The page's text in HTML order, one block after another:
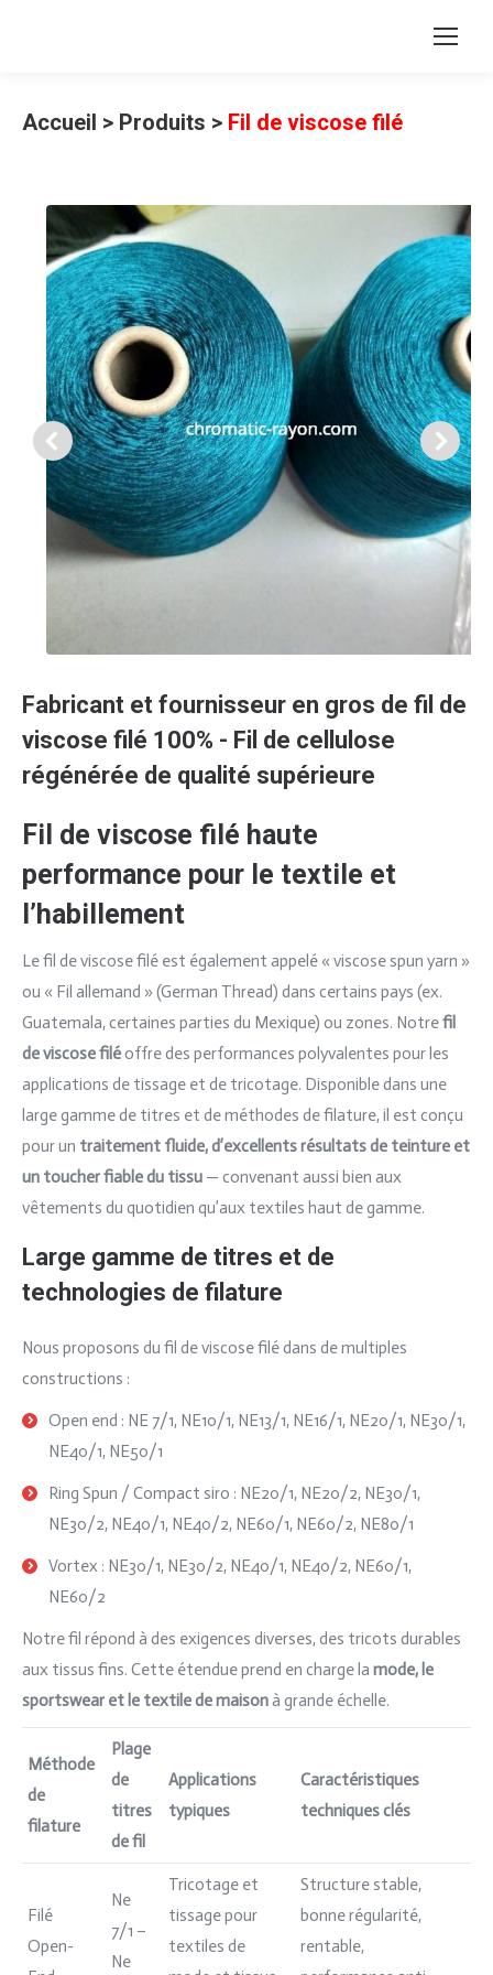
Accueil > Produits > Fil de viscose filé
Fabricant et fournisseur en gros de fil de
viscose filé 100% - Fil de cellulose
régénérée de qualité supérieure
Fil de viscose filé haute
performance pour le textile et
l’habillement
Le fil de viscose filé est également appelé « viscose spun yarn »
ou « Fil allemand » (German Thread) dans certains pays (ex.
Guatemala, certaines parties du Mexique) ou zones. Notrefil
de viscose filéoffre des performances polyvalentes pour les
applications de tissage et de tricotage. Disponible dans une
large gamme de titres et de méthodes de filature, il est conçu
pour un traitement fluide, d’excellents résultats de teinture et
un toucher fiable du tissu — convenant aussi bien aux
vêtements du quotidien qu’aux textiles haut de gamme.
Large gamme de titres et de
technologies de filature
Nous proposons du fil de viscose filé dans de multiples
constructions :
Open end : NE 7/1, NE10/1, NE13/1, NE16/1, NE20/1, NE30/1,
NE40/1, NE50/1
Ring Spun / Compact siro : NE20/1, NE20/2, NE30/1,
NE30/2, NE40/1, NE40/2, NE60/1, NE60/2, NE80/1
Vortex : NE30/1, NE30/2, NE40/1, NE40/2, NE60/1,
NE60/2
Notre fil répond à des exigences diverses, des tricots durables
aux tissus fins. Cette étendue prend en charge la mode, le
sportswear et le textile de maisonà grande échelle.
Méthode
de
filature
Plage
de
titres
de fil
Applications
typiques
Caractéristiques
techniques clés
Filé
Open-
Ne
7/1 –
Ne
Tricotage et
tissage pour
textiles de
Structure stable,
bonne régularité,
rentable,